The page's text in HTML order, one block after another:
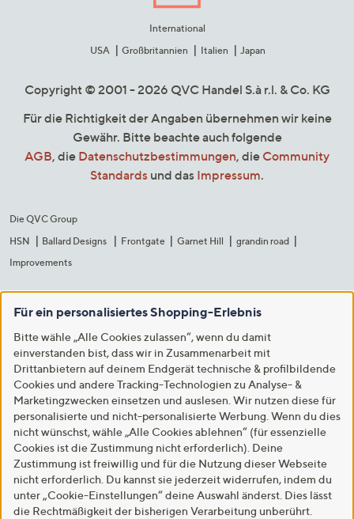
International
USA
Großbritannien Italien Japan
Copyright © 2001 - 2026 QVC Handel S.à r.l. & Co. KG
Für die Richtigkeit der Angaben übernehmen wir keine
Gewähr. Bitte beachte auch folgende
AGB, die Datenschutzbestimmungen, die Community
Standards und das Impressum.
Die QVC Group
HSN
Ballard Designs Frontgate Garnet Hill
grandin road
Improvements
Für ein personalisiertes Shopping-Erlebnis
Bitte wähle „Alle Cookies zulassen“, wenn du damit
einverstanden bist, dass wir in Zusammenarbeit mit
Drittanbietern auf deinem Endgerät technische & profilbildende
Cookies und andere Tracking-Technologien zu Analyse- &
Marketingzwecken einsetzen und auslesen. Wir nutzen diese für
personalisierte und nicht-personalisierte Werbung. Wenn du dies
nicht wünschst, wähle „Alle Cookies ablehnen“ (für essenzielle
Cookies ist die Zustimmung nicht erforderlich). Deine
Zustimmung ist freiwillig und für die Nutzung dieser Webseite
nicht erforderlich. Du kannst sie jederzeit widerrufen, indem du
unter „Cookie-Einstellungen“ deine Auswahl änderst. Dies lässt
die Rechtmäßigkeit der bisherigen Verarbeitung unberührt.